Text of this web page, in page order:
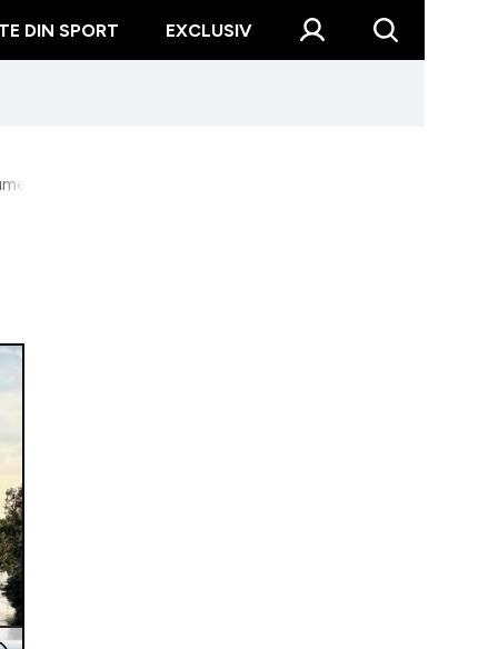
DIN SPORT EXCLUSIV
o fetiță